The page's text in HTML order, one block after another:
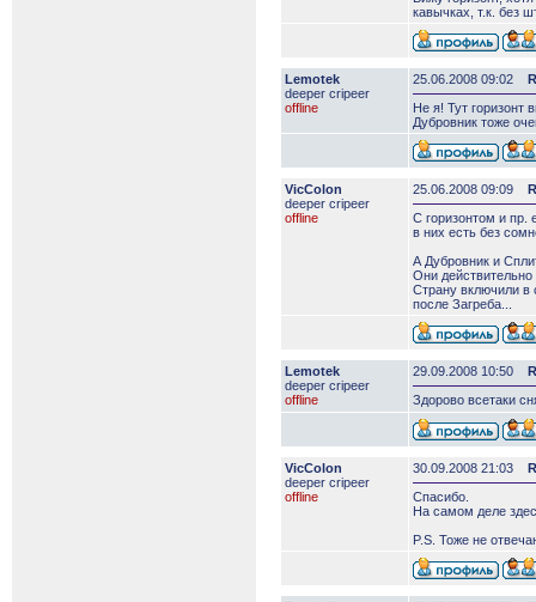
кавычках, т.к. без
Lemotek
deeper сripeer
offline
25.06.2008 09:02
Не я! Тут горизонт
Дубровник тоже
VicColon
deeper сripeer
offline
25.06.2008 09:09
С горизонтом и пр.
в них есть без
А Дубровник и
Они
Страну включили в
после Загреба...
Lemotek
deeper сripeer
offline
29.09.2008 10:50
Здорово всетаки
VicColon
deeper сripeer
offline
30.09.2008 21:03
Спасибо.
На самом деле
P.S. Тоже не